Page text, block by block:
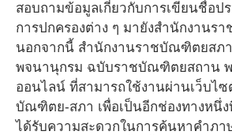
สอบถามข้อมูลเกี่ยวกับการเขียนชื่อป
การปกครองต่าง ๆ มายังสำนักงานร
นอกจากนี้ สำนักงานราชบัณฑิตยสภา
พจนานุกรม ฉบับราชบัณฑิตยสถาน
ออนไลน์ ที่สามารถใช้งานผ่านเว็บไ
บัณฑิตย-สภา เพื่อเป็นอีกช่องทางหนึ่
ได้รับความสะดวกในการค้นหาคำภา